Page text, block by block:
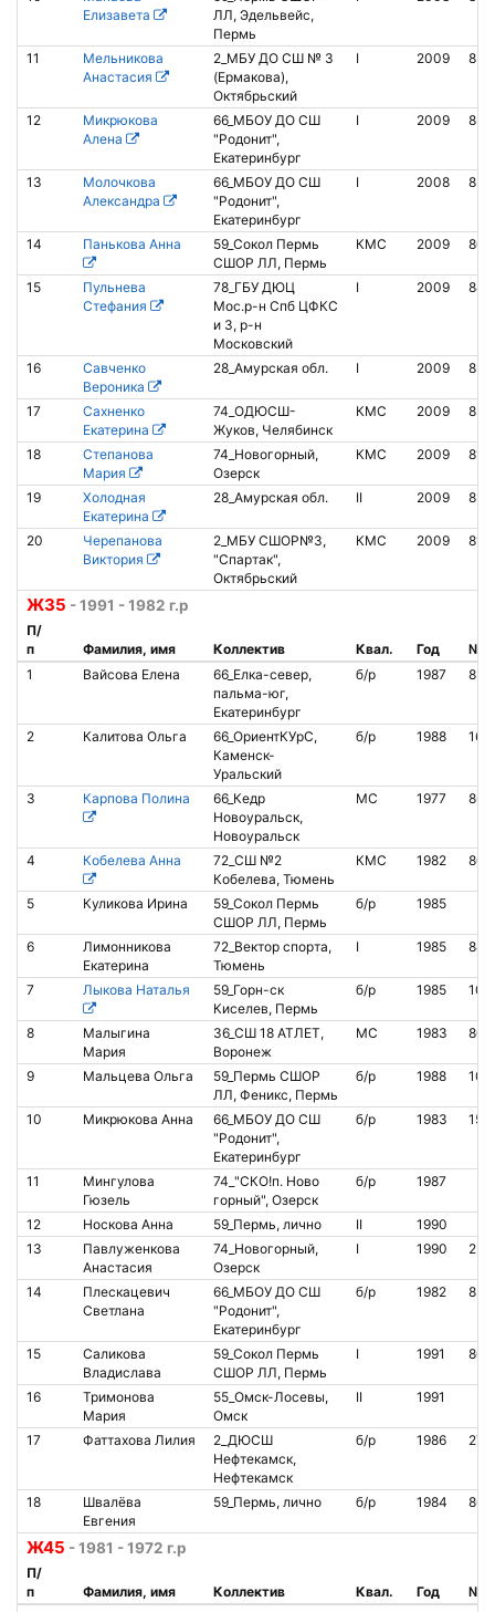
Елизавета
ЛЛ, Эдельвейс,
Пермь
11
Мельникова
Анастасия
2_МБУ ДО СШ № 3
(Ермакова),
Октябрьский
I 2009
12
Микрюкова
Алена
66_МБОУ ДО СШ
"Родонит",
Екатеринбург
I 2009
13
Молочкова
Александра
66_МБОУ ДО СШ
"Родонит",
Екатеринбург
I 2008
14 Панькова Анна
59_Сокол Пермь
СШОР ЛЛ, Пермь
КМС 2009
15
Пульнева
Стефания
78_ГБУ ДЮЦ
Мос.р-н Спб ЦФКС
и З, р-н
Московский
I 2009
16
Савченко
Вероника
28_Амурская обл. I 2009
17
Сахненко
Екатерина
74_ОДЮСШ-
Жуков, Челябинск
КМС 2009
18
Степанова
Мария
74_Новогорный,
Озерск
КМС 2009
19
Холодная
Екатерина
28_Амурская обл. II 2009
20
Черепанова
Виктория
2_МБУ СШОР№3,
"Спартак",
Октябрьский
КМС 2009
Ж35 - 1991 - 1982 г.р
П/
п
Фамилия, имя Коллектив Квал. Год
№
1
Вайсова Елена
66_Елка-север,
пальма-юг,
Екатеринбург
б/р 1987
2 Калитова Ольга
66_ОриентКУрС,
Каменск-
Уральский
б/р 1988
3 Карпова Полина
66_Кедр
Новоуральск,
Новоуральск
МС 1977
4 Кобелева Aнна
72_СШ №2
Кобелева, Тюмень
КМС 1982
5 Куликова Ирина
59_Сокол Пермь
СШОР ЛЛ, Пермь
б/р 1985
6
Лимонникова
Екатерина
72_Вектор спорта,
Тюмень
I 1985
7 Лыкова Наталья
59_Горн-ск
Киселев, Пермь
б/р 1985
8
Малыгина
Мария
36_СШ 18 АТЛЕТ,
Воронеж
МС 1983
9 Мальцева Ольга
59_Пермь СШОР
ЛЛ, Феникс, Пермь
б/р 1988
10 Микрюкова Анна
66_МБОУ ДО СШ
"Родонит",
Екатеринбург
б/р 1983
11
Мингулова
Гюзель
74_"СКО!п. Ново
горный", Озерск
б/р 1987
12 Носкова Анна 59_Пермь, лично II
1990
13
Павлуженкова
Анастасия
74_Новогорный,
Озерск
I 1990
14
Плескацевич
Светлана
66_МБОУ ДО СШ
"Родонит",
Екатеринбург
б/р 1982
15
Саликова
Владислава
59_Сокол Пермь
СШОР ЛЛ, Пермь
I 1991
16
Тримонова
Мария
55_Омск-Лосевы,
Омск
II 1991
17 Фаттахова Лилия
2_ДЮСШ
Нефтекамск,
Нефтекамск
б/р 1986
18
Швалёва
Евгения
59_Пермь, лично б/р 1984
Ж45 - 1981 - 1972 г.р
П/
п
Фамилия, имя Коллектив Квал. Год
№